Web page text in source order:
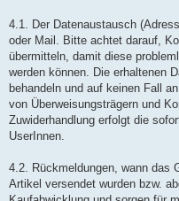
4.1. Der Datenaustausch
oder Mail. Bitte achtet darauf,
übermitteln, damit diese
werden können. Die erhaltenen
behandeln und auf keinen Fall
von Überweisungsträgern und
Zuwiderhandlung erfolgt die
UserInnen.
4.2. Rückmeldungen, wann das
Artikel versendet wurden bzw.